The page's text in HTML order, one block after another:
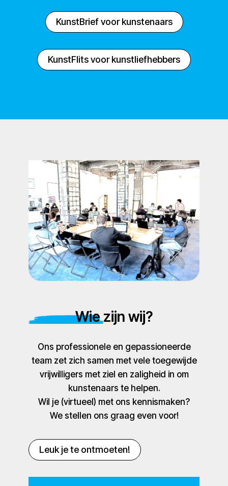
KunstBrief voor kunstenaars
KunstFlits voor kunstliefhebbers
Wie zijn wij?
Ons professionele en gepassioneerde
team zet zich samen met vele toegewijde
vrijwilligers met ziel en zaligheid in om
kunstenaars te helpen.
Wil je (virtueel) met ons kennismaken?
We stellen ons graag even voor!
Leuk je te ontmoeten!